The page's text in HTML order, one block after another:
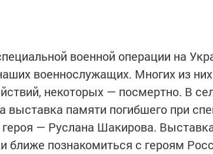
военной операции на
военнослужащих. Многих из
некоторых — посмертно. В
выставка памяти погибшего при
— Руслана Шакирова.
ближе познакомиться с героям